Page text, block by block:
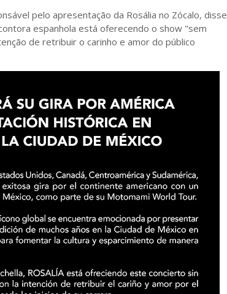
pelo apresentação da Rosália no Zócalo, disse
espanhola está oferecendo o show "sem
de retribuir o carinho e amor do público